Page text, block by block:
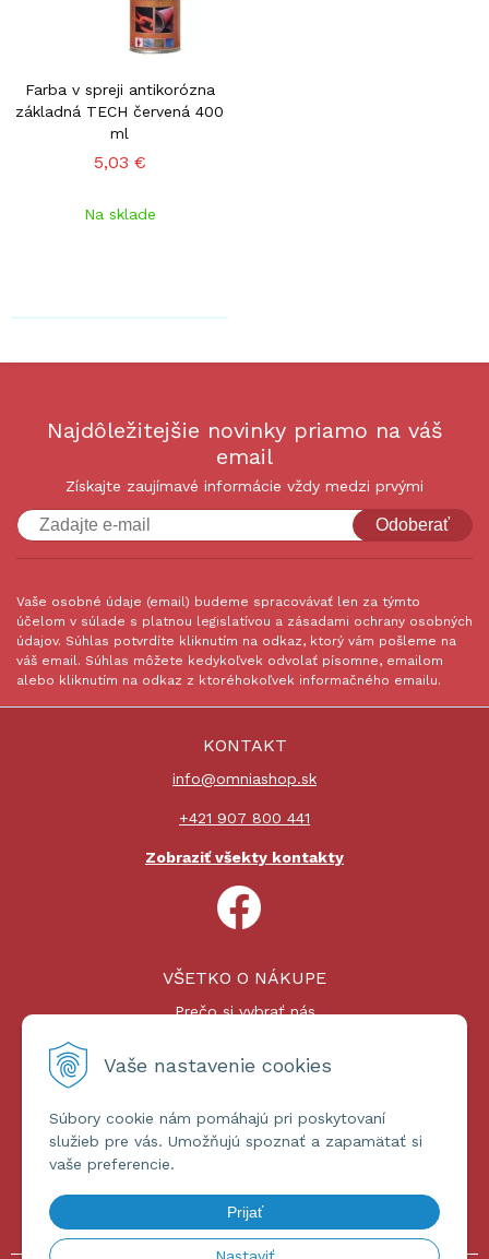
Vaše nastavenie cookies
Súbory cookie nám pomáhajú pri poskytovaní
služieb pre vás. Umožňujú spoznať a zapamätať si
vaše preferencie.
Prijať
Farba v spreji antikorózna
základná TECH červená 400
ml
5,03 €
Na sklade
Najdôležitejšie novinky priamo na váš
email
Získajte zaujímavé informácie vždy medzi prvými
Odoberať
Vaše osobné údaje (email) budeme spracovávať len za týmto
účelom v súlade s platnou legislatívou a zásadami ochrany osobných
údajov. Súhlas potvrdíte kliknutím na odkaz, ktorý vám pošleme na
váš email. Súhlas môžete kedykoľvek odvolať písomne, emailom
alebo kliknutím na odkaz z ktoréhokoľvek informačného emailu.
KONTAKT
info@omniashop.sk
+421 907 800 441
Zobraziť všekty kontakty
VŠETKO O NÁKUPE
Prečo si vybrať nás
Platby a doprava
ĎALŠIE INFORMÁCIE
Obchodné podmienky
Ochrana osobných údajov